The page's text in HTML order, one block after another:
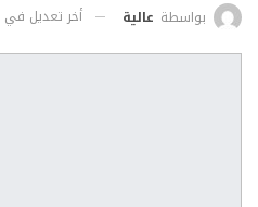
بواسطة عالية أخر تعديل في